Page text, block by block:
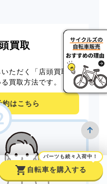
買取
ただく「店頭買取」
買取方法です。
約はこちら
shopping_cart
パーツも続々入荷中！
自転車を購入する